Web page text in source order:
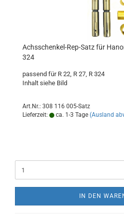
Achsschenkel-Rep-Satz für
324
passend für R 22, R 27, R 324
Inhalt siehe Bild
Art.Nr.: 308 116 005-Satz
Lieferzeit:
ca. 1-3 Tage (Ausland
IN DEN